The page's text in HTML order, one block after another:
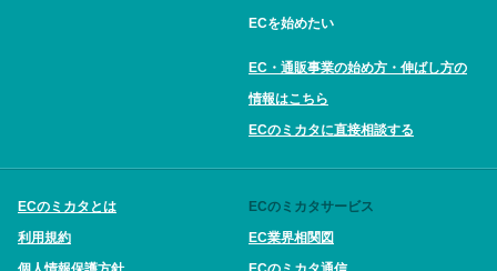
ECを始めたい
EC・通販事業の始め方・伸ばし方の
情報はこちら
ECのミカタに直接相談する
ECのミカタとは
利用規約
ECのミカタサービス
EC業界相関図